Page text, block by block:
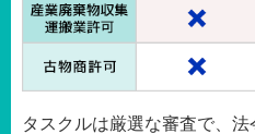
タスクルは厳選な審査で、